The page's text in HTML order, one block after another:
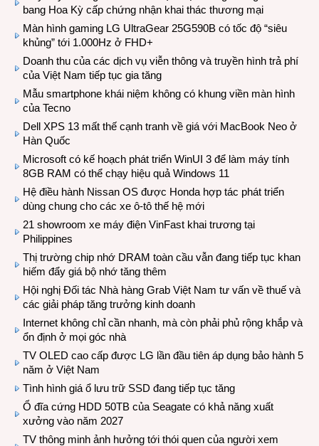
bang Hoa Kỳ cấp chứng nhận khai thác thương mại
Màn hình gaming LG UltraGear 25G590B có tốc độ “siêu
khủng” tới 1.000Hz ở FHD+
Doanh thu của các dịch vụ viễn thông và truyền hình trả phí
của Việt Nam tiếp tục gia tăng
Mẫu smartphone khái niệm không có khung viền màn hình
của Tecno
Dell XPS 13 mất thế cạnh tranh về giá với MacBook Neo ở
Hàn Quốc
Microsoft có kế hoạch phát triển WinUI 3 để làm máy tính
8GB RAM có thể chạy hiệu quả Windows 11
Hệ điều hành Nissan OS được Honda hợp tác phát triển
dùng chung cho các xe ô-tô thế hệ mới
21 showroom xe máy điện VinFast khai trương tại
Philippines
Thị trường chip nhớ DRAM toàn cầu vẫn đang tiếp tục khan
hiếm đẩy giá bộ nhớ tăng thêm
Hội nghị Đối tác Nhà hàng Grab Việt Nam tư vấn về thuế và
các giải pháp tăng trưởng kinh doanh
Internet không chỉ cần nhanh, mà còn phải phủ rộng khắp và
ổn định ở mọi góc nhà
TV OLED cao cấp được LG lần đầu tiên áp dụng bảo hành 5
năm ở Việt Nam
Tình hình giá ổ lưu trữ SSD đang tiếp tục tăng
Ổ đĩa cứng HDD 50TB của Seagate có khả năng xuất
xưởng vào năm 2027
TV thông minh ảnh hưởng tới thói quen của người xem